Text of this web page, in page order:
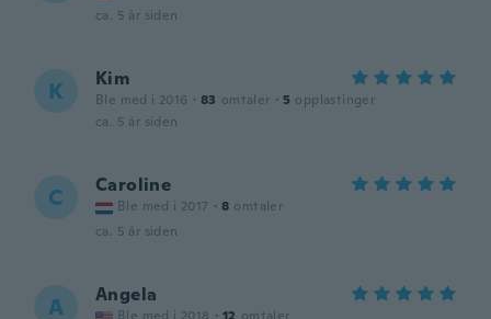
ca. 5 år siden
K Kim
Ble med i 2016 · 83 omtaler · 5 opplastinger
ca. 5 år siden
C Caroline
Ble med i 2017 · 8 omtaler
ca. 5 år siden
A Angela